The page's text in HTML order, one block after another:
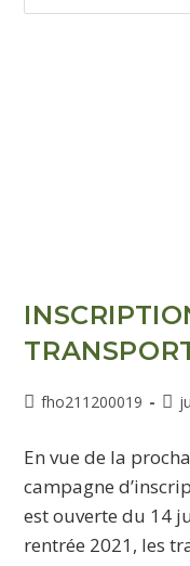
fho211200019
En vue de la
campagne
est ouverte du 14
rentrée 2021, les